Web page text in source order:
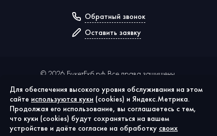
Обратный звонок
Оставить заявку
© 2026 БукетЕкб.рф Все права защищены.
Политика конфиденциальности
Публичная оферта
Согласие на обработку персональных данных
Использование cookies
Для обеспечения высокого уровня обслуживания на этом
сайте используются куки (cookies) и Яндекс.Метрика.
Продолжая его использование, вы соглашаетесь с тем,
что куки (cookies) будут сохраняться на вашем
устройстве и даёте согласие на обработку своих